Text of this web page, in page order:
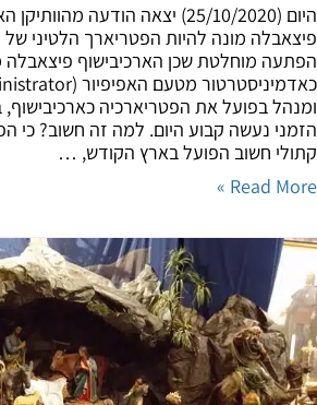
היום (25/10/2020) יצאה הודעה
מונה להיות הפטריארך הלטיני של
בפועל את הפטריארכיה כארכיבישוף,
נעשה קבוע היום. למה זה חשוב? כי
חשוב הפועל בארץ הקודש, …
Read